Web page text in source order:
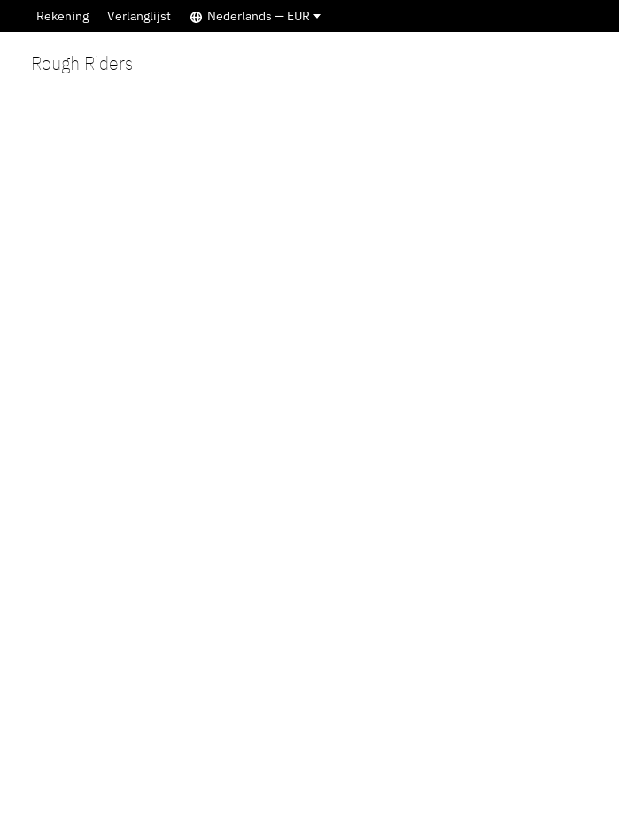
Rekening Verlanglijst Nederlands — EUR
Rough Riders